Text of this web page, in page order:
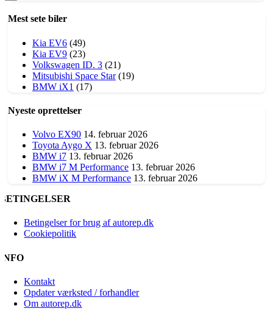
Mest sete biler
Kia EV6 (49)
Kia EV9 (23)
Volkswagen ID. 3 (21)
​Mitsubishi Space Star (19)
BMW iX1 (17)
Nyeste oprettelser
Volvo EX90 14. februar 2026
Toyota Aygo X 13. februar 2026
BMW i7 13. februar 2026
BMW i7 M Performance 13. februar 2026
BMW iX M Performance 13. februar 2026
BETINGELSER
Betingelser for brug af autorep.dk
Cookiepolitik
INFO
Kontakt
Opdater værksted / forhandler
Om autorep.dk